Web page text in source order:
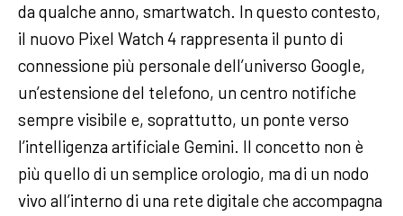
da qualche anno, smartwatch. In questo contesto,
il nuovo Pixel Watch 4 rappresenta il punto di
connessione più personale dell’universo Google,
un’estensione del telefono, un centro notifiche
sempre visibile e, soprattutto, un ponte verso
l’intelligenza artificiale Gemini. Il concetto non è
più quello di un semplice orologio, ma di un nodo
vivo all’interno di una rete digitale che accompagna